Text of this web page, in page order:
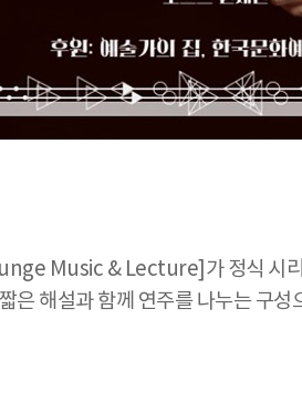
Music & Lecture]가 정식 시
해설과 함께 연주를 나누는 구